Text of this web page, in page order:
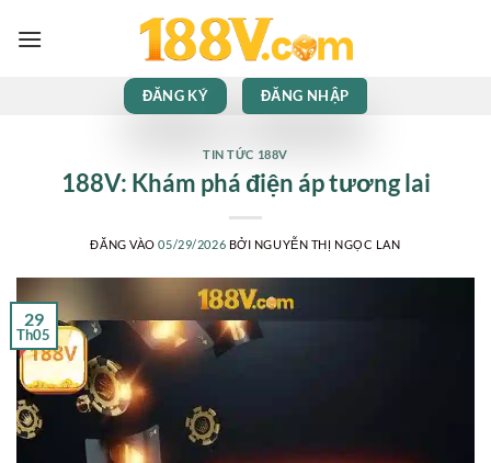
qua
ĐĂNG KÝ ĐĂNG NHẬP
TIN TỨC 188V
188V: Khám phá điện áp tương lai
ĐĂNG VÀO05/29/2026 BỞI NGUYỄN THỊ NGỌC LAN
29
Th05